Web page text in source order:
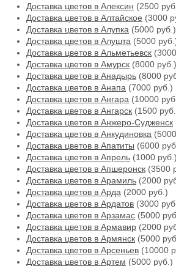
Доставка цветов в Алексин (2500
Доставка цветов в Алтайское (3000
Доставка цветов в Алупка (5000 руб.)
Доставка цветов в Алушта (5000
Доставка цветов в Альметьевск
Доставка цветов в Амурск (8000 руб.)
Доставка цветов в Анадырь (8000
Доставка цветов в Анапа (7000 руб.)
Доставка цветов в Ангара (10000
Доставка цветов в Ангарск (1500
Доставка цветов в Анжеро-Судженск
Доставка цветов в Анкудиновка
Доставка цветов в Апатиты (6000
Доставка цветов в Апрель (1000 руб.)
Доставка цветов в Апшеронск (3500
Доставка цветов в Арамиль (2000
Доставка цветов в Арда (2000 руб.)
Доставка цветов в Ардатов (3000
Доставка цветов в Арзамас (5000
Доставка цветов в Армавир (2000
Доставка цветов в Армянск (5000
Доставка цветов в Арсеньев (10000
Доставка цветов в Артем (5000 руб.)